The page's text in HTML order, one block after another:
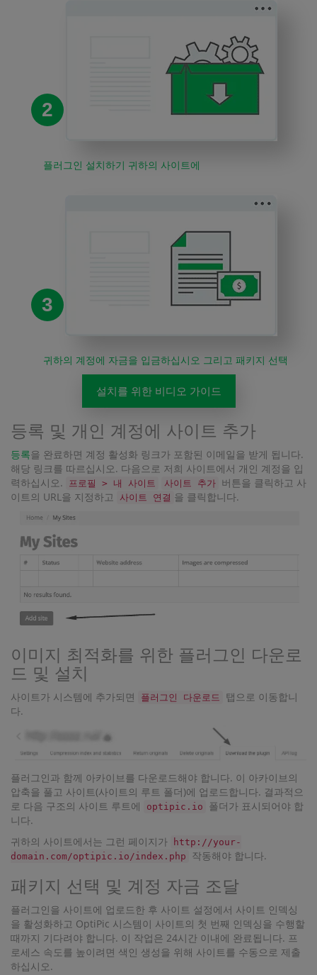
2
플러그인 설치하기 귀하의 사이트에
3
귀하의 계정에 자금을 입금하십시오 그리고 패키지 선택
설치를 위한 비디오 가이드
등록 및 개인 계정에 사이트 추가
등록을 완료하면 계정 활성화 링크가 포함된 이메일을 받게 됩니다.
해당 링크를 따르십시오. 다음으로 저희 사이트에서 개인 계정을 입
력하십시오.
프로필 > 내 사이트 사이트 추가 버튼을 클릭하고 사
이트의 URL을 지정하고
사이트 연결 을 클릭합니다.
이미지 최적화를 위한 플러그인 다운로
드 및 설치
사이트가 시스템에 추가되면 플러그인 다운로드
탭으로 이동합니
다.
플러그인과 함께 아카이브를 다운로드해야 합니다. 이 아카이브의
압축을 풀고 사이트(사이트의 루트 폴더)에 업로드합니다. 결과적으
로 다음 구조의 사이트 루트에
optipic.io
폴더가 표시되어야 합
니다.
귀하의 사이트에서는 그런 페이지가
http://your-
domain.com/optipic.io/index.php
작동해야 합니다.
패키지 선택 및 계정 자금 조달
플러그인을 사이트에 업로드한 후 사이트 설정에서 사이트 인덱싱
을 활성화하고 OptiPic 시스템이 사이트의 첫 번째 인덱싱을 수행할
때까지 기다려야 합니다. 이 작업은 24시간 이내에 완료됩니다. 프
로세스 속도를 높이려면 색인 생성을 위해 사이트를 수동으로 제출
하십시오.